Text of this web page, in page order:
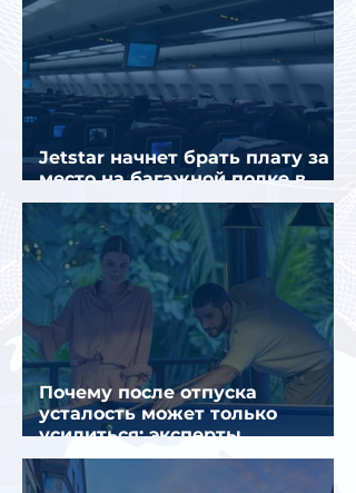
Jetstar начнет брать плату за
место на багажной полке в
салоне самолета
Почему после отпуска
усталость может только
усилиться: эксперты
объяснили причины